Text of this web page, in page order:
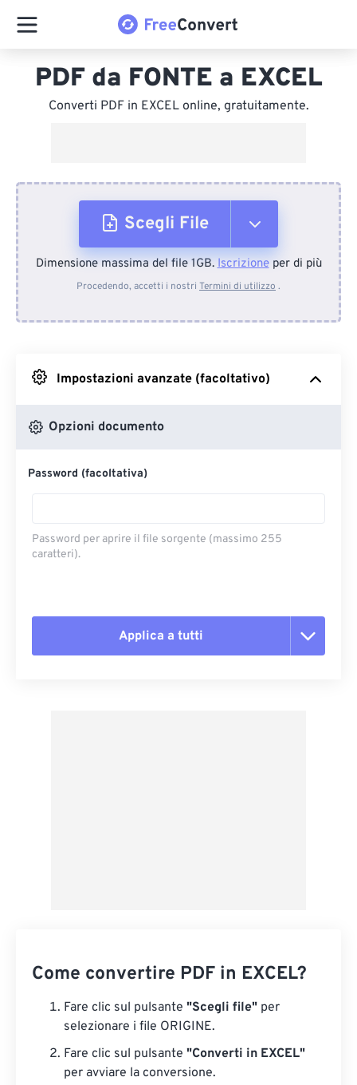
PDF da FONTE a EXCEL
Converti PDF in EXCEL online, gratuitamente.
Scegli File
Dal dispositivo
Da Google Drive
Dimensione massima del file 1GB.Iscrizioneper di più
Procedendo, accetti i nostri Termini di utilizzo .
Impostazioni avanzate (facoltativo)
Opzioni documento
Password (facoltativa)
Password per aprire il file sorgente (massimo 255
caratteri).
Applica a tutti
Come convertire PDF in EXCEL?
Fare clic sul pulsante "Scegli file" per
selezionare i file ORIGINE.
Fare clic sul pulsante "Converti in EXCEL"
per avviare la conversione.